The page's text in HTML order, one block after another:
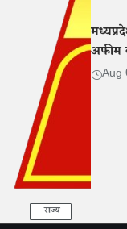
राज्य
अफीम
Aug